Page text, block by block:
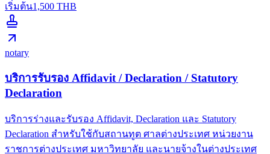
เริ่มต้น1,500 THB
notary
บริการรับรอง Affidavit / Declaration / Statutory
Declaration
บริการร่างและรับรอง Affidavit, Declaration และ Statutory
Declaration สำหรับใช้กับสถานทูต ศาลต่างประเทศ หน่วยงาน
ราชการต่างประเทศ มหาวิทยาลัย และนายจ้างในต่างประเทศ